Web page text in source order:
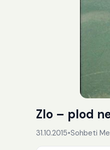
Zlo – plod
31.10.2015•Sohbeti